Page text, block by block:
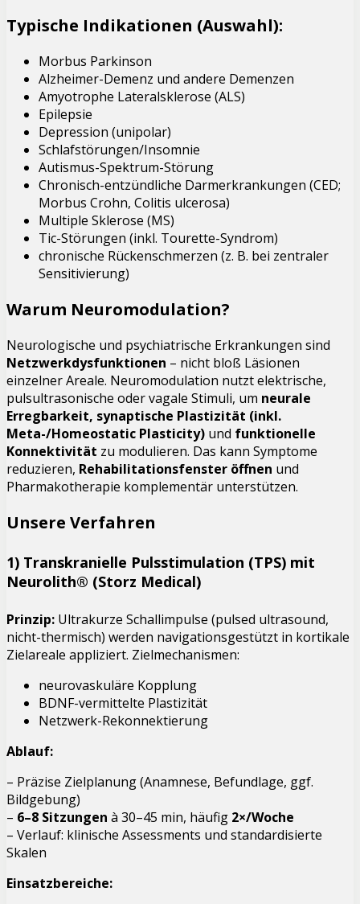
Typische Indikationen (Auswahl):
Morbus Parkinson
Alzheimer-Demenz und andere Demenzen
Amyotrophe Lateralsklerose (ALS)
Epilepsie
Depression (unipolar)
Schlafstörungen/Insomnie
Autismus-Spektrum-Störung
Chronisch-entzündliche Darmerkrankungen (CED;
Morbus Crohn, Colitis ulcerosa)
Multiple Sklerose (MS)
Tic-Störungen (inkl. Tourette-Syndrom)
chronische Rückenschmerzen (z. B. bei zentraler
Sensitivierung)
Warum Neuromodulation?
Neurologische und psychiatrische Erkrankungen sind
Netzwerkdysfunktionen – nicht bloß Läsionen
einzelner Areale. Neuromodulation nutzt elektrische,
pulsultrasonische oder vagale Stimuli, um neurale
Erregbarkeit, synaptische Plastizität (inkl.
Meta-/Homeostatic Plasticity) und funktionelle
Konnektivität zu modulieren. Das kann Symptome
reduzieren, Rehabilitationsfenster öffnen und
Pharmakotherapie komplementär unterstützen.
Unsere Verfahren
1) Transkranielle Pulsstimulation (TPS) mit
Neurolith® (Storz Medical)
Prinzip: Ultrakurze Schallimpulse (pulsed ultrasound,
nicht-thermisch) werden navigationsgestützt in kortikale
Zielareale appliziert. Zielmechanismen:
neurovaskuläre Kopplung
BDNF-vermittelte Plastizität
Netzwerk-Rekonnektierung
Ablauf:
– Präzise Zielplanung (Anamnese, Befundlage, ggf.
Bildgebung)
– 6–8 Sitzungen à 30–45 min, häufig 2×/Woche
– Verlauf: klinische Assessments und standardisierte
Skalen
Einsatzbereiche: